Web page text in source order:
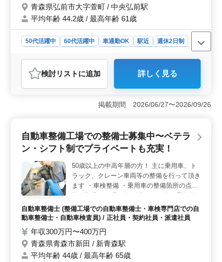
青森県弘前市大字萱町 / 中央弘前駅
平均年齢 44.2歳 / 最高年齢 61歳
50代活躍中 60代活躍中 車通勤OK 駅近
週休2日制
会計事務所
おすすめポイント
＜経験を活かせる税務会計アシスタント業務＞ 仕訳入
力や会計ソフトへの記帳、届出書作成補助などを担当し
ます。これまでの会計事務所での実務経験を活かして活
制（土日祝休み）で十分な休みを取りながら勤務でき、
負担を抑えた働き方ができます。 ＜駅チカで通勤し
徒歩圏内にあり、通勤の負担を抑えながら勤務できま
す。交通費実費支給（上限なし）、各種保険完備と待遇
面も整った職場で、安心して長期的に勤務しやすい環境
です。
検討リスト に追加 詳しく見る
掲載期間 2026/06/27〜2026/09/26
自動車整備工場での整備士募集中〜ベテラ
ン・シフト制でプライベートも充実！
50歳以上の中高年層の方！ 主に乗用車、ト
ラック、クレーン車両等の整備を行って頂き
ます ・車検整備 ・乗用車の整備箇所の点
備 ・事故などを起こしてしまった車体の部
品の点検、交換など 50代以上の自動車整備
て任せる仕事を決めるので トラックやクレ
ーン等の車両整備未経験の方でも安心です！
皆様のご応募お待ちしております。
自動車整備士 (整備工場での自動車整備士・車検専門店での自
動車整備士・自動車検査員) / 正社員・契約社員・派遣社員
年収300万円〜400万円
青森県青森市新田 / 新青森駅
平均年齢 44歳 / 最高年齢 65歳